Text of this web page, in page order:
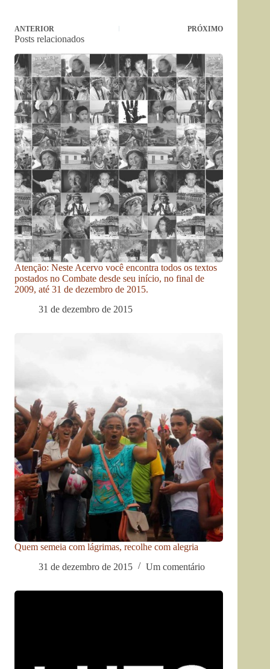
ANTERIOR PRÓXIMO
Posts relacionados
Atenção: Neste Acervo você encontra todos os textos
postados no Combate desde seu início, no final de
2009, até 31 de dezembro de 2015.
31 de dezembro de 2015
Quem semeia com lágrimas, recolhe com alegria
31 de dezembro de 2015
Um comentário